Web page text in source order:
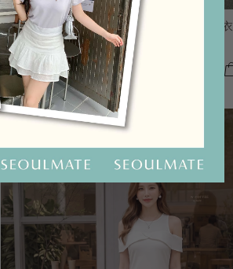
HOOLOOLOO聯名-KUKU熊蝴蝶結短袖上衣
S M L 全尺碼
NT.690